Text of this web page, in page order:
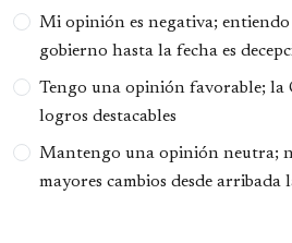
Opciones
Mi opinión es negativa;
gobierno hasta la fecha es
Tengo una opinión favorable; la
logros destacables
Mantengo una opinión neutra;
mayores cambios desde